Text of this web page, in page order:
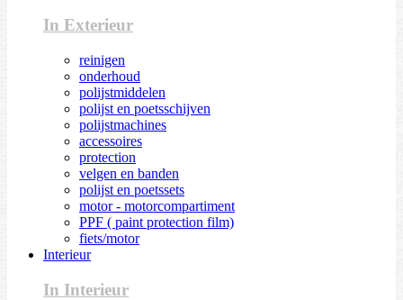
In Exterieur
reinigen
onderhoud
polijstmiddelen
polijst en poetsschijven
polijstmachines
accessoires
protection
velgen en banden
polijst en poetssets
motor - motorcompartiment
PPF ( paint protection film)
fiets/motor
Interieur
In Interieur